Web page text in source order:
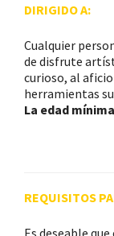
DIRIGIDO A:
Cualquier
de disfrute
curioso, al
herramientas
La edad
REQUISITOS